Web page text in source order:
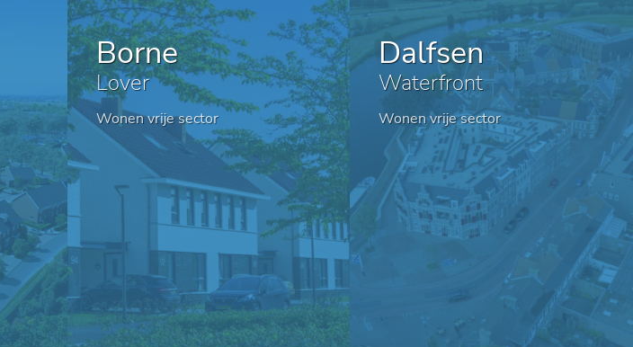
Borne
Lover
Wonen vrije sector
Dalfsen
Waterfront
Wonen vrije sector